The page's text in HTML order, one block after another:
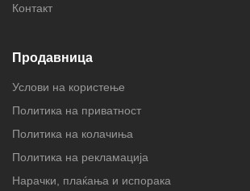
Контакт
Продавница
Услови на користење
Политика на приватност
Политика на колачиња
Политика на рекламација
Нарачки, плаќања и испорака